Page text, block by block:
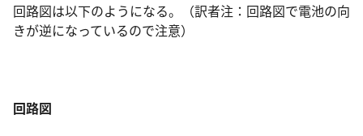
回路図は以下のようになる。（訳者注：回路図で電池の向
きが逆になっているので注意）
回路図